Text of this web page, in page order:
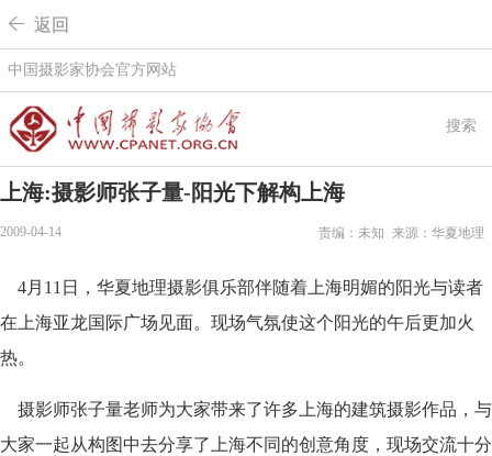
 返回
中国摄影家协会官方网站
搜索
上海:摄影师张子量-阳光下解构上海
2009-04-14 来源：华夏地理
责编：未知
4月11日，华夏地理摄影俱乐部伴随着上海明媚的阳光与读者
在上海亚龙国际广场见面。现场气氛使这个阳光的午后更加火
热。
摄影师张子量老师为大家带来了许多上海的建筑摄影作品，与
大家一起从构图中去分享了上海不同的创意角度，现场交流十分